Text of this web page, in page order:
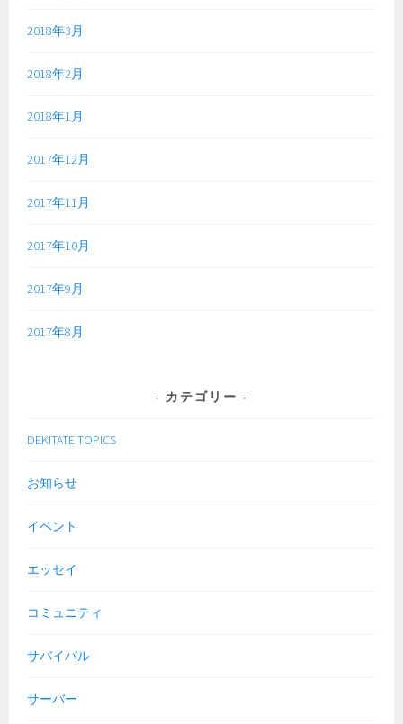
2018年3月
2018年2月
2018年1月
2017年12月
2017年11月
2017年10月
2017年9月
2017年8月
カテゴリー
DEKITATE TOPICS
お知らせ
イベント
エッセイ
コミュニティ
サバイバル
サーバー